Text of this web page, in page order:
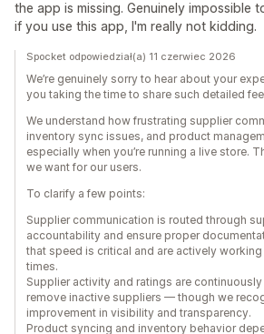
the app is missing. Genuinely impossible
if you use this app, I'm really not kidding.
Spocket odpowiedział(a) 11 czerwiec 2026
We’re genuinely sorry to hear about your
you taking the time to share such detailed
We understand how frustrating supplier
inventory sync issues, and product
especially when you’re running a live store.
we want for our users.
To clarify a few points:
Supplier communication is routed through
accountability and ensure proper
that speed is critical and are actively
times.
Supplier activity and ratings are
remove inactive suppliers — though we
improvement in visibility and transparency.
Product syncing and inventory behavior